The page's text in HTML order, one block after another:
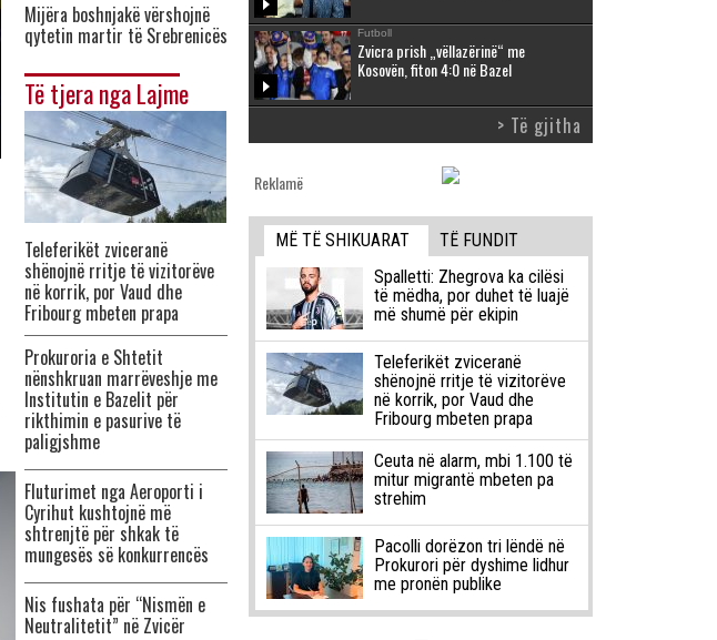
Mijëra boshnjakë vërshojnë
qytetin martir të Srebrenicës
Të tjera nga Lajme
Teleferikët zviceranë
shënojnë rritje të vizitorëve
në korrik, por Vaud dhe
Fribourg mbeten prapa
Prokuroria e Shtetit
nënshkruan marrëveshje me
Institutin e Bazelit për
rikthimin e pasurive të
paligjshme
Fluturimet nga Aeroporti i
Cyrihut kushtojnë më
shtrenjtë për shkak të
mungesës së konkurrencës
Nis fushata për “Nismën e
Neutralitetit” në Zvicër
Futboll
Zvicra prish „vëllazërinë“ me
Kosovën, fiton 4:0 në Bazel
> Të gjitha
Reklamë
MË TË SHIKUARAT
TË FUNDIT
Spalletti: Zhegrova ka cilësi
të mëdha, por duhet të luajë
më shumë për ekipin
Teleferikët zviceranë
shënojnë rritje të vizitorëve
në korrik, por Vaud dhe
Fribourg mbeten prapa
Ceuta në alarm, mbi 1.100 të
mitur migrantë mbeten pa
strehim
Pacolli dorëzon tri lëndë në
Prokurori për dyshime lidhur
me pronën publike